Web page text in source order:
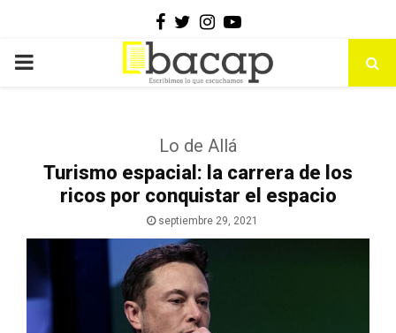
Facebook
Twitter
Instagram
Youtube
PRIMARY
Lo de Allá
Turismo espacial: la carrera de los
ricos por conquistar el espacio
septiembre 29, 2021